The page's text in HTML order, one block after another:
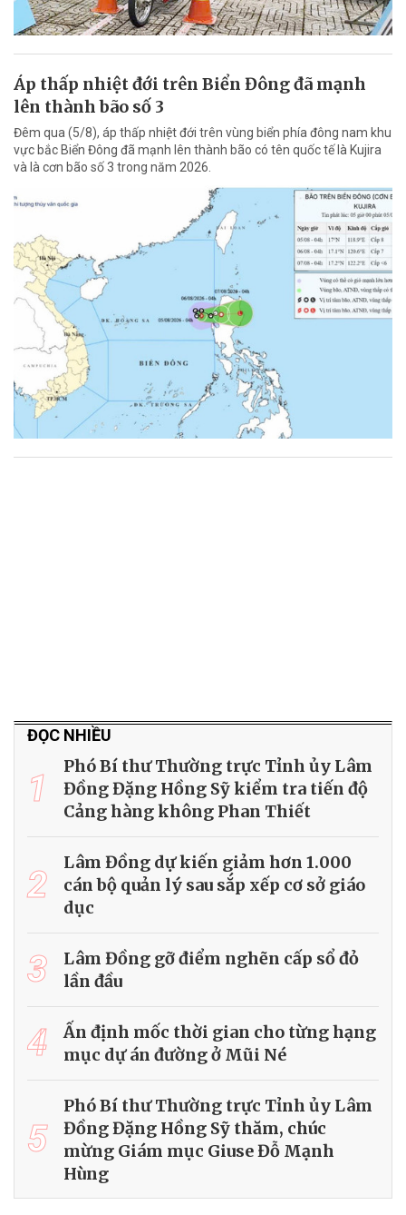
Áp thấp nhiệt đới trên Biển Đông đã mạnh
lên thành bão số 3
Đêm qua (5/8), áp thấp nhiệt đới trên vùng biển phía đông nam khu
vực bắc Biển Đông đã mạnh lên thành bão có tên quốc tế là Kujira
và là cơn bão số 3 trong năm 2026.
ĐỌC NHIỀU
1
Phó Bí thư Thường trực Tỉnh ủy Lâm
Đồng Đặng Hồng Sỹ kiểm tra tiến độ
Cảng hàng không Phan Thiết
2
Lâm Đồng dự kiến giảm hơn 1.000
cán bộ quản lý sau sắp xếp cơ sở giáo
dục
3
Lâm Đồng gỡ điểm nghẽn cấp sổ đỏ
lần đầu
4
Ấn định mốc thời gian cho từng hạng
mục dự án đường ở Mũi Né
5
Phó Bí thư Thường trực Tỉnh ủy Lâm
Đồng Đặng Hồng Sỹ thăm, chúc
mừng Giám mục Giuse Đỗ Mạnh
Hùng